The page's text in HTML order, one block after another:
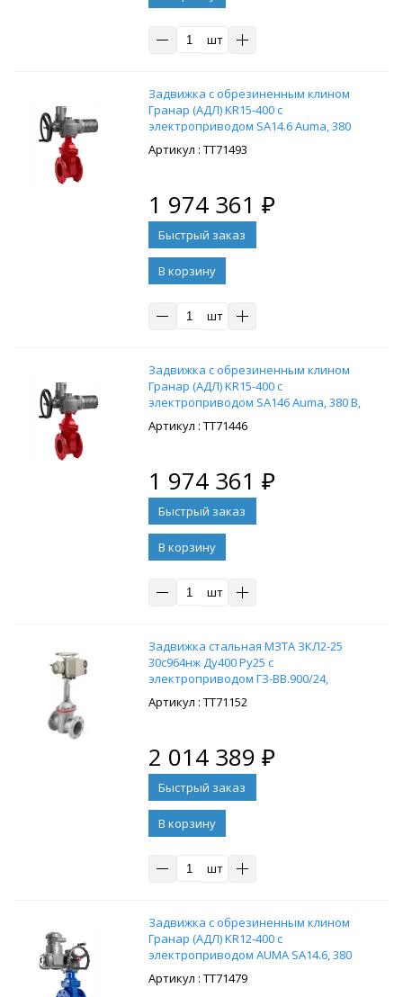
шт
Задвижка с обрезиненным клином
Гранар (АДЛ) KR15-400 с
электроприводом SA14.6 Auma, 380
В, Тмакс. = 120 °С, материал -
высокопрочный чугун
: ТТ71493
1 974 361 ₽
В корзину
шт
Задвижка с обрезиненным клином
Гранар (АДЛ) KR15-400 с
электроприводом SA146 Auma, 380 В,
Тмакс. = 120 °С, материал -
высокопрочный чугун
: ТТ71446
1 974 361 ₽
В корзину
шт
Задвижка стальная МЗТА ЗКЛ2-25
30с964нж Ду400 Ру25 с
электроприводом ГЗ-ВВ.900/24,
380В
: ТТ71152
2 014 389 ₽
В корзину
шт
Задвижка с обрезиненным клином
Гранар (АДЛ) KR12-400 с
электроприводом AUMA SA14.6, 380
В, Тмакс. = 120 °С, материал -
высокопрочный чугун
: ТТ71479